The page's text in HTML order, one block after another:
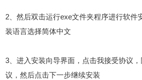
2、然后双击运行exe文件夹程序进行软件
装语言选择简体中文
3、进入安装向导界面，点击我接受协议
议，然后点击下一步继续安装